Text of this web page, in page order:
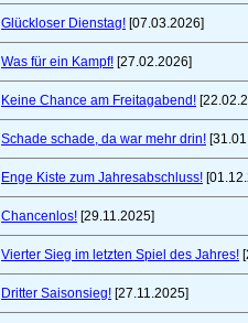
Glückloser Dienstag! [07.03.2026]
Was für ein Kampf! [27.02.2026]
Keine Chance am Freitagabend!
Schade schade, da war mehr drin!
Enge Kiste zum Jahresabschluss!
Chancenlos! [29.11.2025]
Vierter Sieg im letzten Spiel des Jahres!
Dritter Saisonsieg! [27.11.2025]